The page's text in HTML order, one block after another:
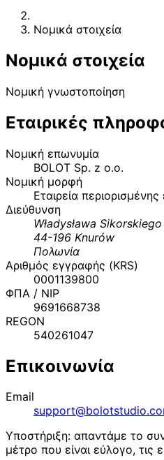
Νομικά στοιχεία
Νομικά στοιχεία
Νομική γνωστοποίηση
Επίσημα στοιχεία εγγραφής
Εταιρικές
Νομική επωνυμία
BOLOT Sp. z o.o.
Νομική μορφή
Εταιρεία
Διεύθυνση
Władysława
44-196 Knurów
Πολωνία
Αριθμός εγγραφής (KRS)
0001139800
ΦΠΑ / NIP
9691668738
REGON
540261047
Επικοινωνία
Email
Υποστήριξη: απαντάμε το
μέτρο που είναι εύλογο, τις